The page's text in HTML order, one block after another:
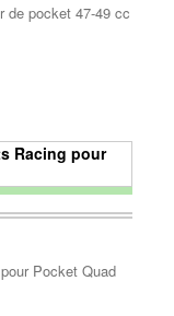
de pocket 47-49 cc
Pocket Quad